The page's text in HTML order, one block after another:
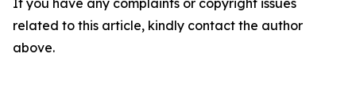
If you have any complaints or copyright issues
related to this article, kindly contact the author
above.